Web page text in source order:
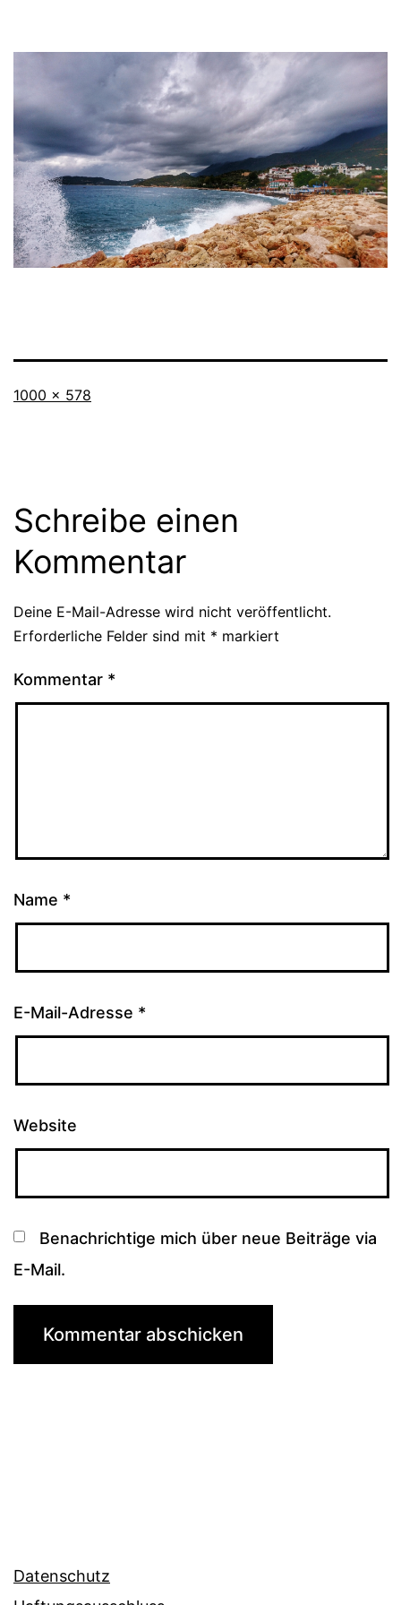
Originalgröße
1000 × 578
Schreibe einen
Kommentar
Deine E-Mail-Adresse wird nicht veröffentlicht.
Erforderliche Felder sind mit * markiert
Kommentar *
Name *
E-Mail-Adresse *
Website
Benachrichtige mich über neue Beiträge via
E-Mail.
Datenschutz